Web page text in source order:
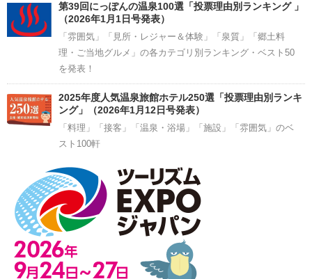
第39回にっぽんの温泉100選「投票理由別ランキング 」
（2026年1月1日号発表）
「雰囲気」「見所・レジャー＆体験」「泉質」「郷土料
理・ご当地グルメ」の各カテゴリ別ランキング・ベスト50
を発表！
2025年度人気温泉旅館ホテル250選「投票理由別ランキ
ング」（2026年1月12日号発表）
「料理」「接客」「温泉・浴場」「施設」「雰囲気」のベ
スト100軒